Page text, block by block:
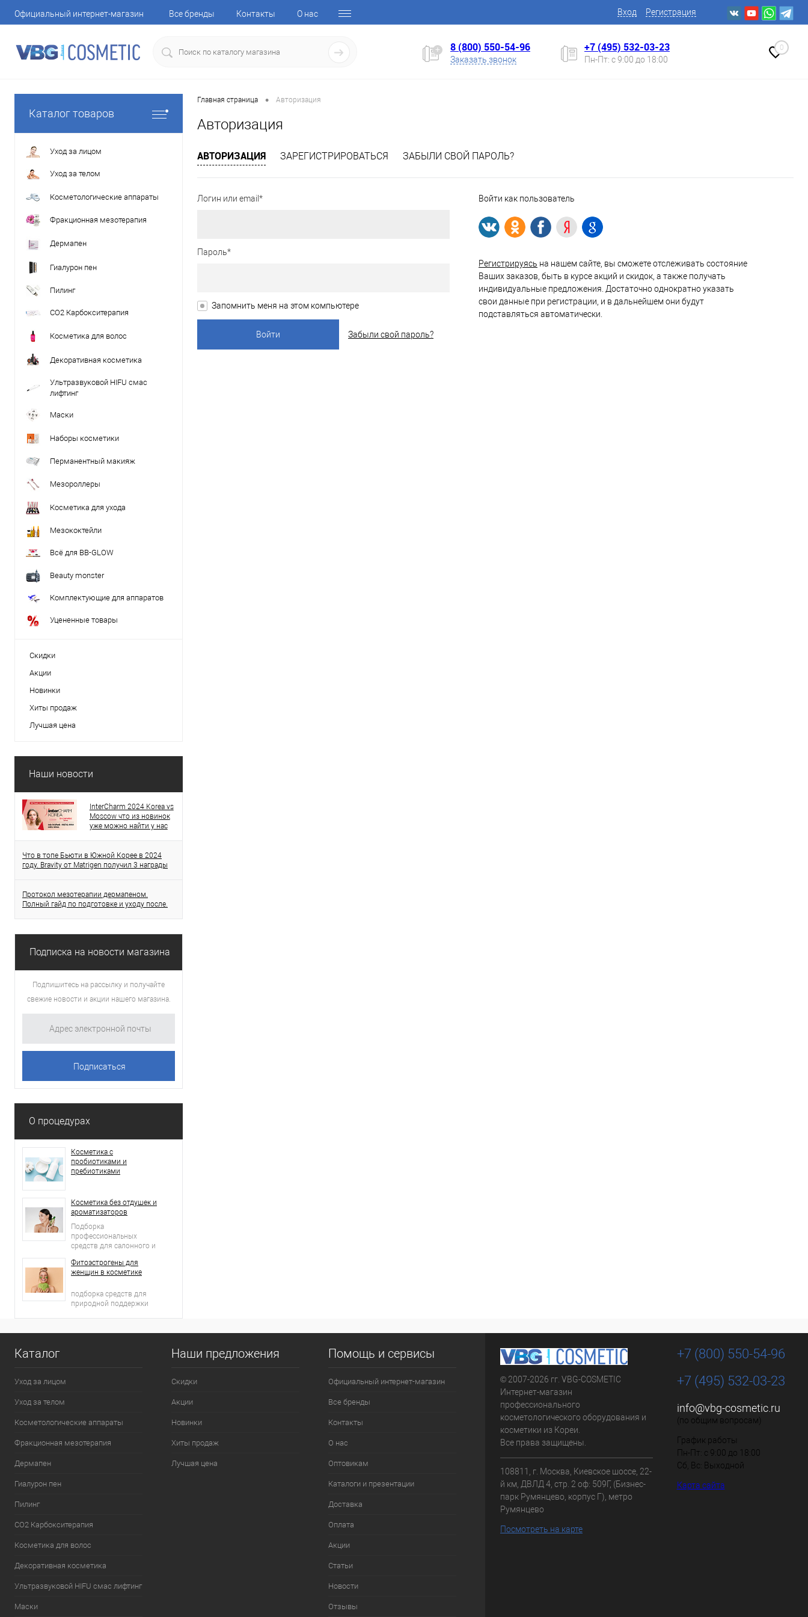
Официальный интернет-магазин Все бренды Контакты О нас Вход Регистрация
8 (800) 550-54-96
Заказать звонок
+7 (495) 532-03-23
Пн-Пт: с 9:00 до 18:00
0
Каталог товаров
Уход за лицом
Уход за телом
Косметологические аппараты
Фракционная мезотерапия
Дермапен
Гиалурон пен
Пилинг
CO2 Карбокситерапия
Косметика для волос
Декоративная косметика
Ультразвуковой HIFU смас
лифтинг
Маски
Наборы косметики
Перманентный макияж
Мезороллеры
Косметика для ухода
Мезококтейли
Всё для BB-GLOW
Beauty monster
Комплектующие для аппаратов
Уцененные товары
Скидки
Акции
Новинки
Хиты продаж
Лучшая цена
Наши новости
InterCharm 2024 Korea vs
Moscow что из новинок
уже можно найти у нас
Что в топе Бьюти в Южной Корее в 2024
году. Bravity от Matrigen получил 3 награды
Протокол мезотерапии дермапеном.
Полный гайд по подготовке и уходу после.
Подписка на новости магазина
Подпишитесь на рассылку и получайте
свежие новости и акции нашего магазина.
О процедурах
Косметика с
пробиотиками и
пребиотиками
Косметика без отдушек и
ароматизаторов
Подборка
профессиональных
средств для салонного и
Фитоэстрогены для
женщин в косметике
подборка средств для
природной поддержки
Главная страница • Авторизация
Авторизация
АВТОРИЗАЦИЯ ЗАРЕГИСТРИРОВАТЬСЯ ЗАБЫЛИ СВОЙ ПАРОЛЬ?
Логин или email*
Пароль*
Запомнить меня на этом компьютере
Забыли свой пароль?
Войти как пользователь
Регистрируясь на нашем сайте, вы сможете отслеживать состояние
Ваших заказов, быть в курсе акций и скидок, а также получать
индивидуальные предложения. Достаточно однократно указать
свои данные при регистрации, и в дальнейшем они будут
подставляться автоматически.
Каталог
Уход за лицом
Уход за телом
Косметологические аппараты
Фракционная мезотерапия
Дермапен
Гиалурон пен
Пилинг
CO2 Карбокситерапия
Косметика для волос
Декоративная косметика
Ультразвуковой HIFU смас лифтинг
Маски
Наши предложения
Скидки
Акции
Новинки
Хиты продаж
Лучшая цена
Помощь и сервисы
Официальный интернет-магазин
Все бренды
Контакты
О нас
Оптовикам
Каталоги и презентации
Доставка
Оплата
Акции
Статьи
Новости
Отзывы
© 2007-2026 гг. VBG-COSMETIC
Интернет-магазин
профессионального
косметологического оборудования и
косметики из Кореи.
Все права защищены.
108811, г. Москва, Киевское шоссе, 22-
й км, ДВЛД 4, стр. 2 оф: 509Г, (Бизнес-
парк Румянцево, корпус Г), метро
Румянцево
Посмотреть на карте
+7 (800) 550-54-96
+7 (495) 532-03-23
info@vbg-cosmetic.ru
(по общим вопросам)
График работы
Пн-Пт: с 9:00 до 18:00
Сб, Вс: Выходной
Карта сайта